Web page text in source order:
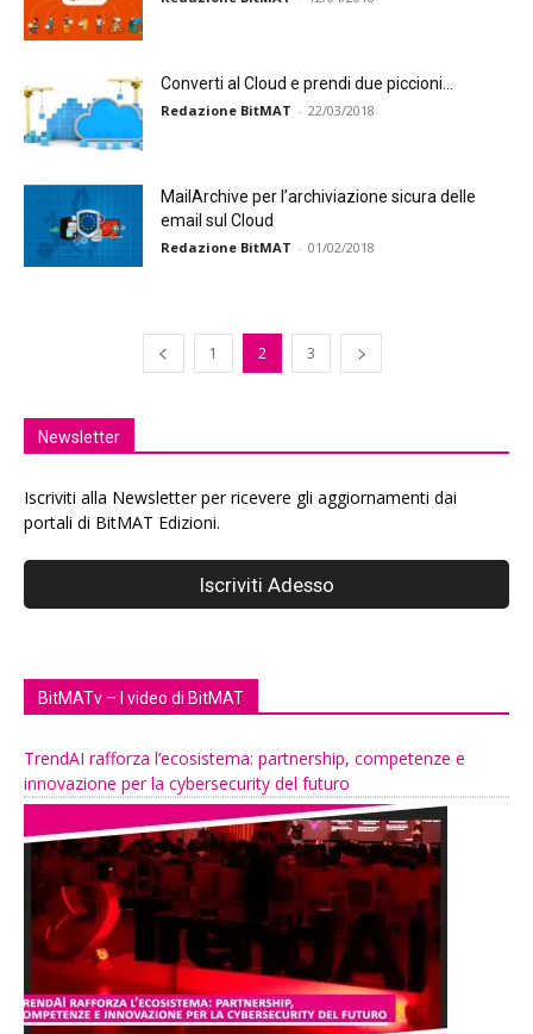
Converti al Cloud e prendi due piccioni…
Redazione BitMAT - 22/03/2018
MailArchive per l’archiviazione sicura delle
email sul Cloud
Redazione BitMAT - 01/02/2018
1 2 3
Newsletter
Iscriviti alla Newsletter per ricevere gli aggiornamenti dai
portali di BitMAT Edizioni.
BitMATv – I video di BitMAT
TrendAI rafforza l’ecosistema: partnership, competenze e
innovazione per la cybersecurity del futuro